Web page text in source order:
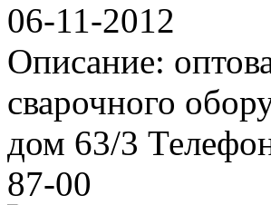
06-11-2012
Описание:
сварочного
дом 63/3
87-00